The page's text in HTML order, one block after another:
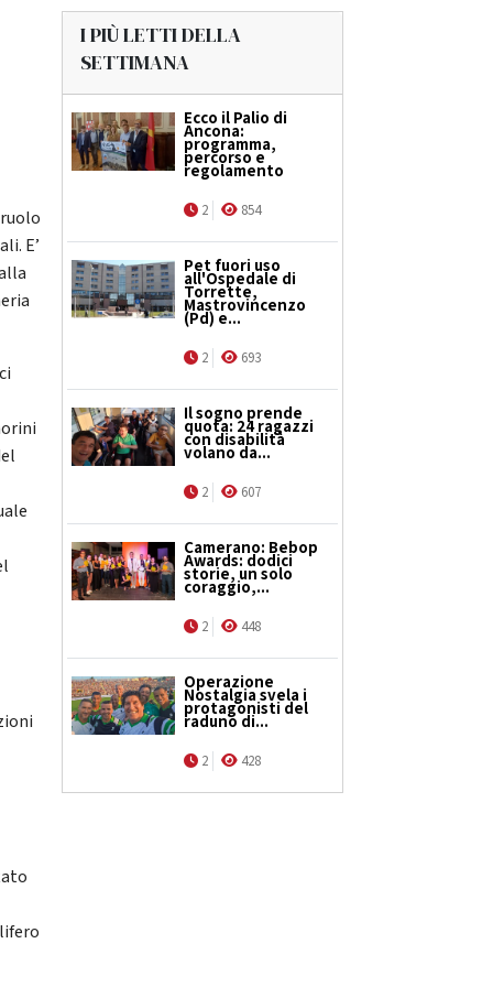
E’
I PIÙ LETTI DELLA
SETTIMANA
Ecco il Palio di
Ancona:
programma,
percorso e
regolamento
2 854
Pet fuori uso
all'Ospedale di
Torrette,
Mastrovincenzo
(Pd) e...
2 693
Il sogno prende
quota: 24 ragazzi
con disabilità
volano da...
2 607
Camerano: Bebop
Awards: dodici
storie, un solo
coraggio,...
2 448
Operazione
Nostalgia svela i
protagonisti del
raduno di...
2 428